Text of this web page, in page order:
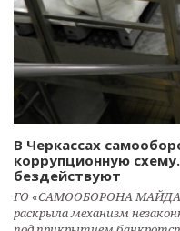
В Черкассах
коррупционную
бездействуют
ГО «САМООБОРОНА
раскрыла механизм